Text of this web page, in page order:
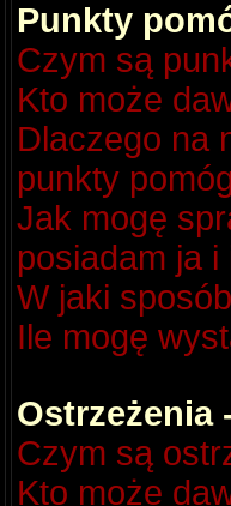
Punkty
Czym są
Kto może
Dlaczego na
punkty
Jak mogę
posiadam ja
W jaki
Ile mogę
Ostrzeżenia
Czym są
Kto może